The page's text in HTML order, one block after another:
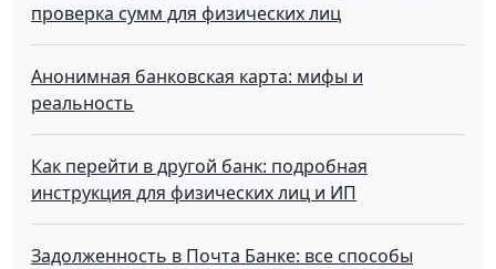
проверка сумм для физических лиц
Анонимная банковская карта: мифы и
реальность
Как перейти в другой банк: подробная
инструкция для физических лиц и ИП
Задолженность в Почта Банке: все способы